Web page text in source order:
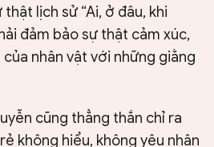
lịch sử “Ai, ở đâu, khi
đảm bảo sự thật cảm xúc,
nhân vật với những giằng
cũng thẳng thắn chỉ ra
không hiểu, không yêu nhân